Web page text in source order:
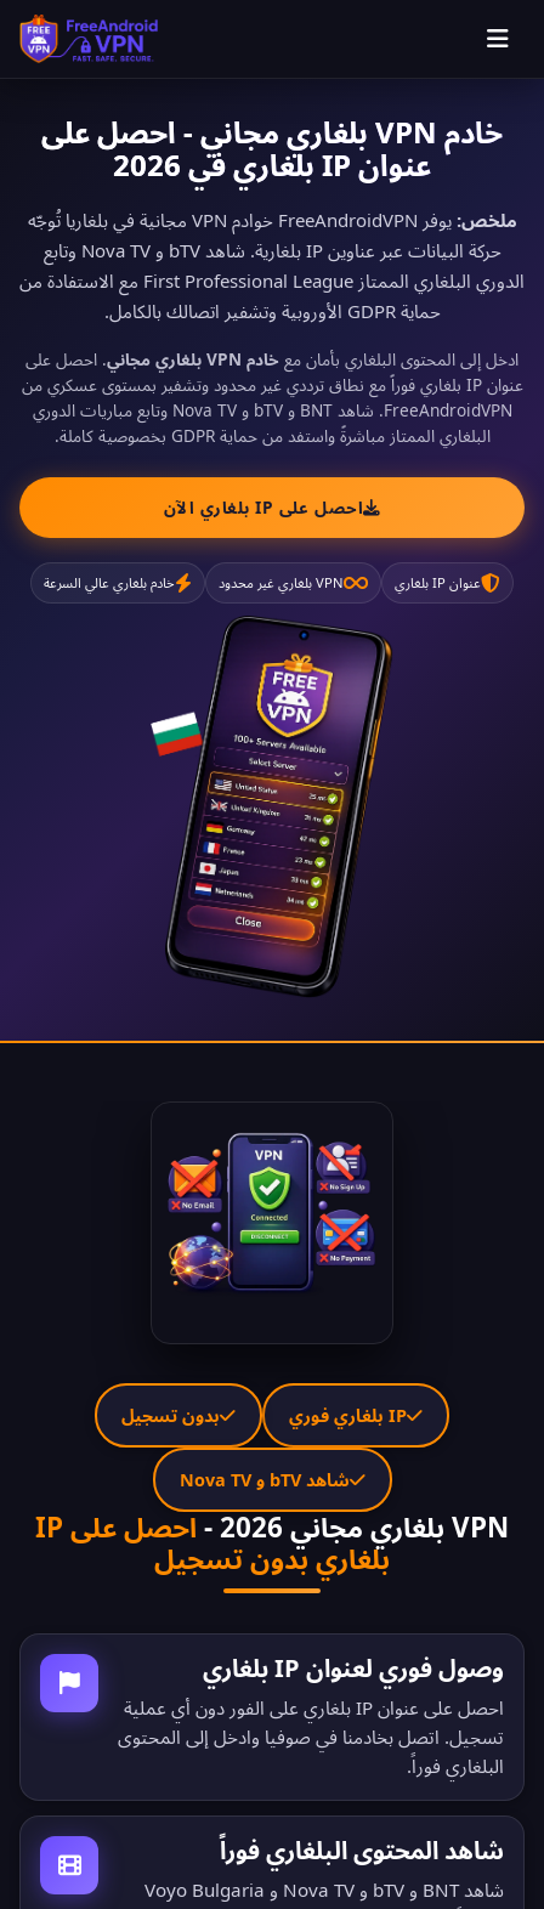
خادم VPN بلغاري مجاني - احصل على
عنوان IP بلغاري في 2026
ملخص:
يوفر FreeAndroidVPN خوادم VPN مجانية في بلغاريا تُوجّه
حركة البيانات عبر عناوين IP بلغارية. شاهد bTV و Nova TV وتابع
الدوري البلغاري الممتاز First Professional League مع الاستفادة من
حماية GDPR الأوروبية وتشفير اتصالك بالكامل.
ادخل إلى المحتوى البلغاري بأمان مع خادم VPN بلغاري مجاني
. احصل على
عنوان IP بلغاري فوراً مع نطاق ترددي غير محدود وتشفير بمستوى عسكري من
FreeAndroidVPN. شاهد BNT و bTV و Nova TV وتابع مباريات الدوري
البلغاري الممتاز مباشرةً واستفد من حماية GDPR بخصوصية كاملة.
احصل على IP بلغاري الآن
عنوان IP بلغاري VPN بلغاري غير محدود خادم بلغاري عالي السرعة
VPN بلغاري مجاني 2026 -
احصل على IP
بلغاري بدون تسجيل
وصول فوري لعنوان IP بلغاري
احصل على عنوان IP بلغاري على الفور دون أي عملية
تسجيل. اتصل بخادمنا في صوفيا وادخل إلى المحتوى
البلغاري فوراً.
شاهد المحتوى البلغاري فوراً
شاهد BNT و bTV و Nova TV و Voyo Bulgaria
IP بلغاري فوري بدون تسجيل
شاهد bTV و Nova TV